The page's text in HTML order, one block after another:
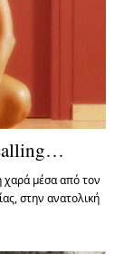
μέσα από τον
στην ανατολική